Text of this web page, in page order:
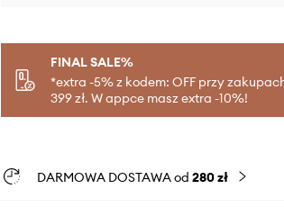
FINAL SALE%
*extra -5% z kodem: OFF przy
399 zł. W appce masz extra -10%!
DARMOWA DOSTAWA od 280 zł